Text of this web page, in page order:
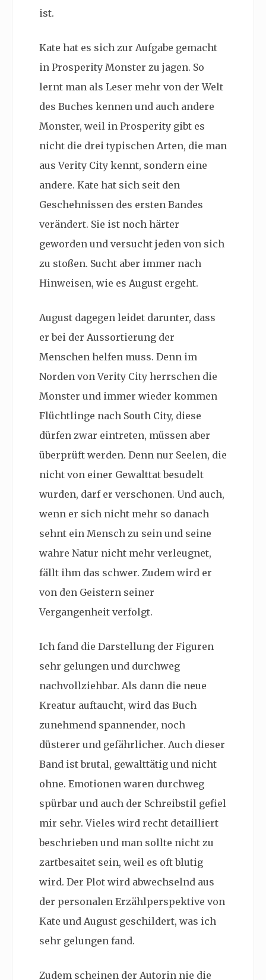
ist.
Kate hat es sich zur Aufgabe gemacht
in Prosperity Monster zu jagen. So
lernt man als Leser mehr von der Welt
des Buches kennen und auch andere
Monster, weil in Prosperity gibt es
nicht die drei typischen Arten, die man
aus Verity City kennt, sondern eine
andere. Kate hat sich seit den
Geschehnissen des ersten Bandes
verändert. Sie ist noch härter
geworden und versucht jeden von sich
zu stoßen. Sucht aber immer nach
Hinweisen, wie es August ergeht.
August dagegen leidet darunter, dass
er bei der Aussortierung der
Menschen helfen muss. Denn im
Norden von Verity City herrschen die
Monster und immer wieder kommen
Flüchtlinge nach South City, diese
dürfen zwar eintreten, müssen aber
überprüft werden. Denn nur Seelen, die
nicht von einer Gewalttat besudelt
wurden, darf er verschonen. Und auch,
wenn er sich nicht mehr so danach
sehnt ein Mensch zu sein und seine
wahre Natur nicht mehr verleugnet,
fällt ihm das schwer. Zudem wird er
von den Geistern seiner
Vergangenheit verfolgt.
Ich fand die Darstellung der Figuren
sehr gelungen und durchweg
nachvollziehbar. Als dann die neue
Kreatur auftaucht, wird das Buch
zunehmend spannender, noch
düsterer und gefährlicher. Auch dieser
Band ist brutal, gewalttätig und nicht
ohne. Emotionen waren durchweg
spürbar und auch der Schreibstil gefiel
mir sehr. Vieles wird recht detailliert
beschrieben und man sollte nicht zu
zartbesaitet sein, weil es oft blutig
wird. Der Plot wird abwechselnd aus
der personalen Erzählperspektive von
Kate und August geschildert, was ich
sehr gelungen fand.
Zudem scheinen der Autorin nie die